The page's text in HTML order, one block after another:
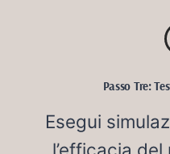
Passo Tre:
Esegui
l’efficacia